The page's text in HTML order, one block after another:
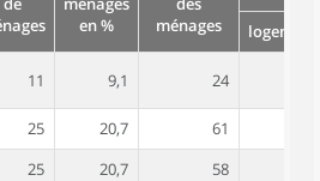
en %
ménages
logement
11 9,1 24
25 20,7 61
25 20,7 58